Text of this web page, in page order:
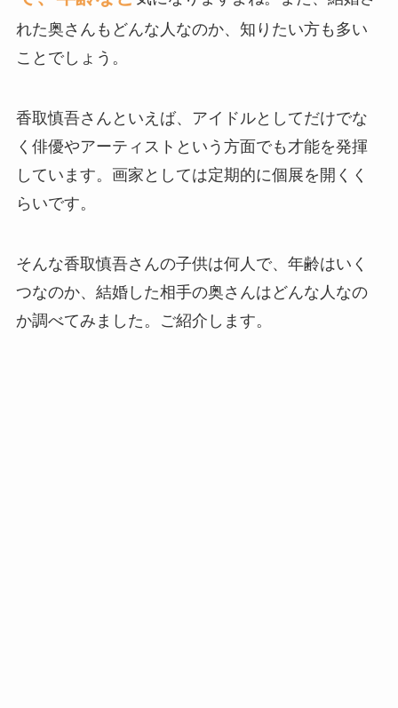
れた奥さんもどんな人なのか、知りたい方も多い
ことでしょう。
香取慎吾さんといえば、アイドルとしてだけでな
く俳優やアーティストという方面でも才能を発揮
しています。画家としては定期的に個展を開くく
らいです。
そんな香取慎吾さんの子供は何人で、年齢はいく
つなのか、結婚した相手の奥さんはどんな人なの
か調べてみました。ご紹介します。